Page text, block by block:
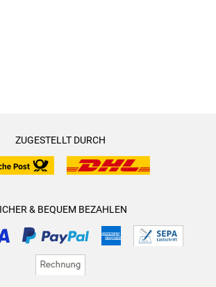
ZUGESTELLT DURCH
& BEQUEM BEZAHLEN